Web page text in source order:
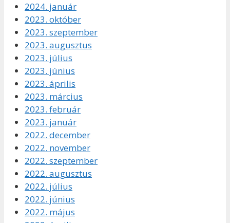
2024. január
2023. október
2023. szeptember
2023. augusztus
2023. július
2023. június
2023. április
2023. március
2023. február
2023. január
2022. december
2022. november
2022. szeptember
2022. augusztus
2022. július
2022. június
2022. május